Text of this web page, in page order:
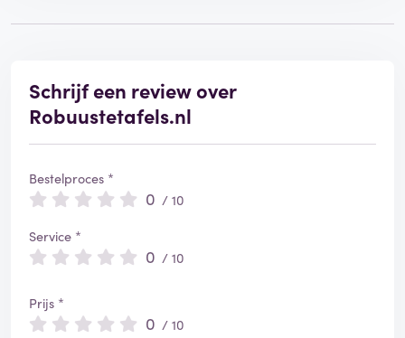
Schrijf een review over
Robuustetafels.nl
Bestelproces *
0 / 10
Service *
0 / 10
Prijs *
0 / 10